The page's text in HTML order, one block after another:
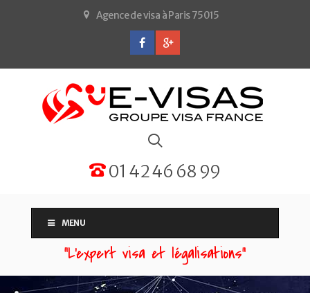
Agence de visa à Paris 75015
01 42 46 68 99
MENU
“L'expert visa et légalisations”